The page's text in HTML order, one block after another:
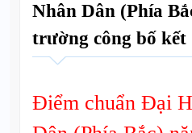
Nhân Dân (Phía
trường công bố kết
Điểm chuẩn Đại